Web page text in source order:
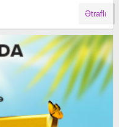
Ətraflı